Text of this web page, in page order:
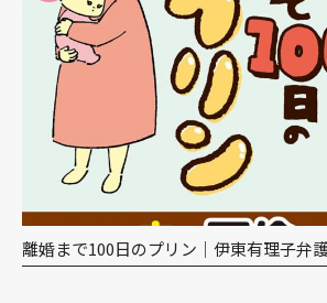
離婚まで100日のプリン｜伊東有理子弁